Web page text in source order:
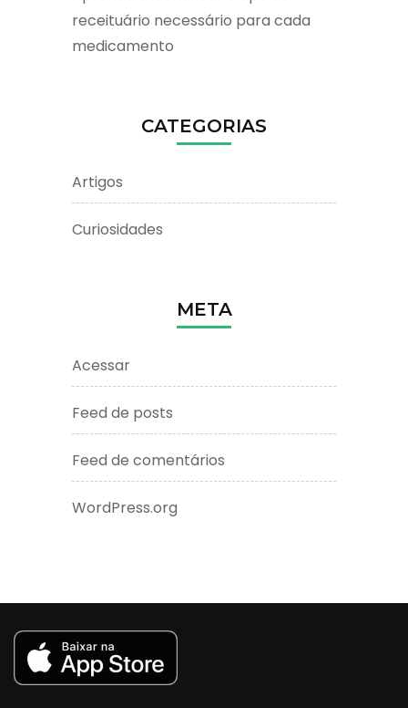
receituário necessário para cada
medicamento
CATEGORIAS
Artigos
Curiosidades
META
Acessar
Feed de posts
Feed de comentários
WordPress.org